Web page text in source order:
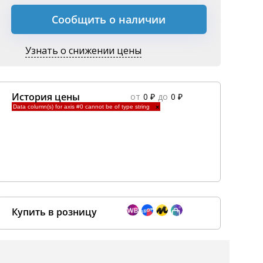
Сообщить о наличии
Узнать о снижении цены
История цены от 0 ₽ до 0 ₽
Data column(s) for axis #0 cannot be of type string ×
Купить в розницу